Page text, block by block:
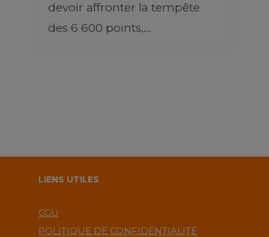
devoir affronter la tempête
des 6 600 points,…
LIENS UTILES
CGU
POLITIQUE DE CONFIDENTIALITÉ